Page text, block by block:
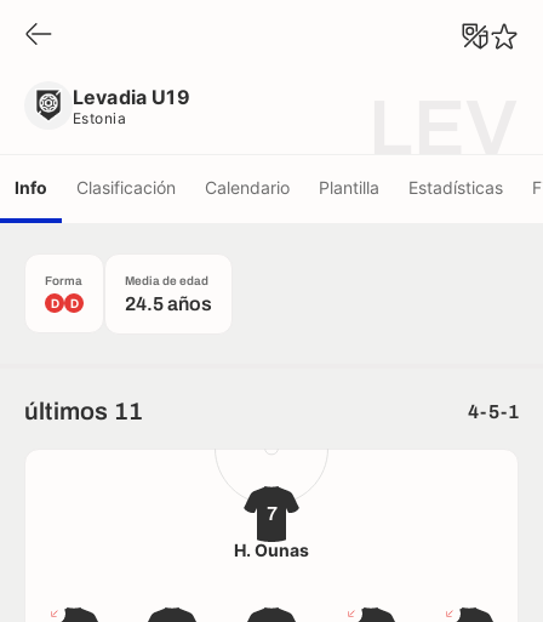
Levadia U19
Estonia
Info Clasificación Calendario Plantilla Estadísticas
Forma
D D
Media de edad
24.5 años
últimos 11 4-5-1
7
H. Õunas